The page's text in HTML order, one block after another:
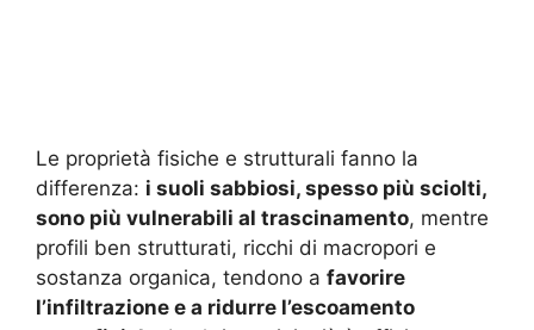
Le proprietà fisiche e strutturali fanno la
differenza: i suoli sabbiosi, spesso più sciolti,
sono più vulnerabili al trascinamento, mentre
profili ben strutturati, ricchi di macropori e
sostanza organica, tendono a favorire
l’infiltrazione e a ridurre l’escoamento